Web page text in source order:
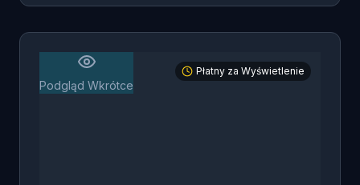
Podgląd Wkrótce
Płatny za Wyświetlenie